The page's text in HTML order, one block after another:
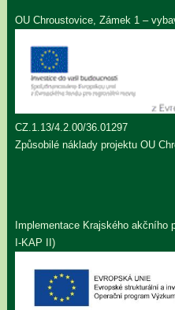
OU Chroustovice, Zámek 1 –
CZ.1.13/4.2.00/36.01297
Způsobilé náklady projektu OU
Implementace Krajského akčního
I-KAP II)